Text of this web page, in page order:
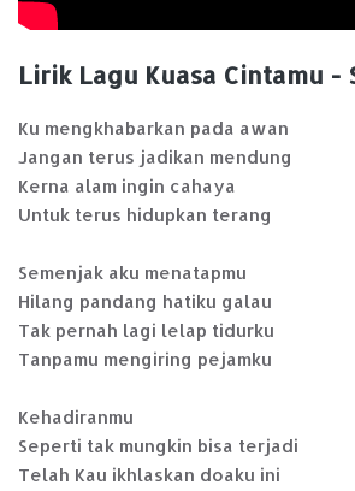
Lirik Lagu Kuasa Cintamu -
Ku mengkhabarkan pada awan
Jangan terus jadikan mendung
Kerna alam ingin cahaya
Untuk terus hidupkan terang
Semenjak aku menatapmu
Hilang pandang hatiku galau
Tak pernah lagi lelap tidurku
Tanpamu mengiring pejamku
Kehadiranmu
Seperti tak mungkin bisa terjadi
Telah Kau ikhlaskan doaku ini